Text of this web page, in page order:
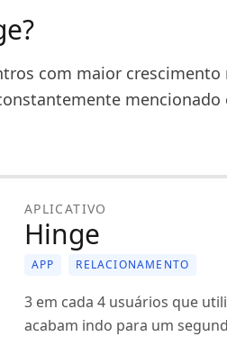
com maior crescimento
APLICATIVO
Hinge
APP RELACIONAMENTO
3 em cada 4 usuários que
acabam indo para um